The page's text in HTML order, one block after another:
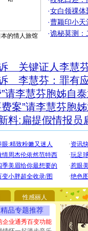
的情人旅馆
·女白领祼体
·曹颖印小天
·诡秘莫测：
关键证人李慧
李慧芬：罪有
请李慧芬胞姊自
案”请李慧芬胞
料:扁提假情报员
性感丽人
精品专题推荐
企业通秀百变功能
你太多，
要平安！
[圣诞节]
能正大光
都要快乐